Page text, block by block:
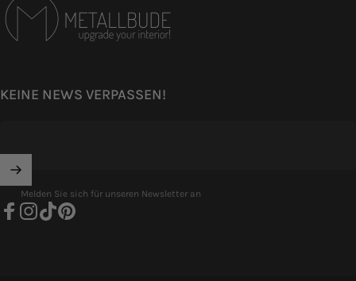
KEINE NEWS VERPASSEN!
Melden Sie sich für unseren Newsletter an